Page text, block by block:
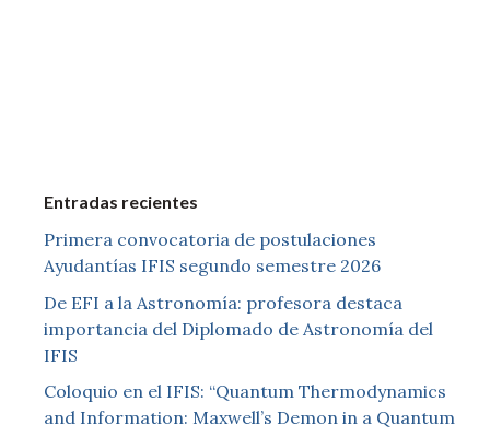
Entradas recientes
Primera convocatoria de postulaciones
Ayudantías IFIS segundo semestre 2026
De EFI a la Astronomía: profesora destaca
importancia del Diplomado de Astronomía del
IFIS
Coloquio en el IFIS: “Quantum Thermodynamics
and Information: Maxwell’s Demon in a Quantum